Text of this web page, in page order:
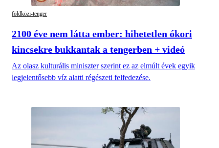
földközi-tenger
2100 éve nem látta ember: hihetetlen ókori
kincsekre bukkantak a tengerben + videó
Az olasz kulturális miniszter szerint ez az elmúlt évek egyik
legjelentősebb víz alatti régészeti felfedezése.